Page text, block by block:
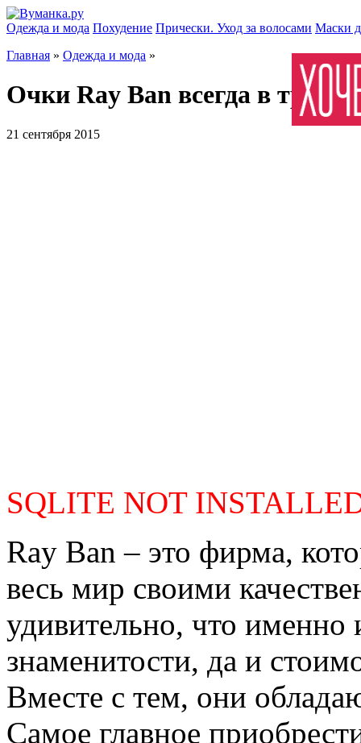
Одежда и мода Похудение Прически. Уход за волосами Маски
Главная » Одежда и мода »
Очки Ray Ban всегда в
21 сентября 2015
SQLITE NOT
Ray Ban – это фирма,
весь мир своими
удивительно, что
знаменитости, да и
Вместе с тем, они
Самое главное